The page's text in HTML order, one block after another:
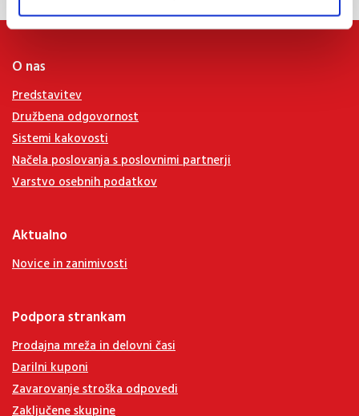
O nas
Predstavitev
Družbena odgovornost
Sistemi kakovosti
Načela poslovanja s poslovnimi partnerji
Varstvo osebnih podatkov
Aktualno
Novice in zanimivosti
Podpora strankam
Prodajna mreža in delovni časi
Darilni kuponi
Zavarovanje stroška odpovedi
Zaključene skupine